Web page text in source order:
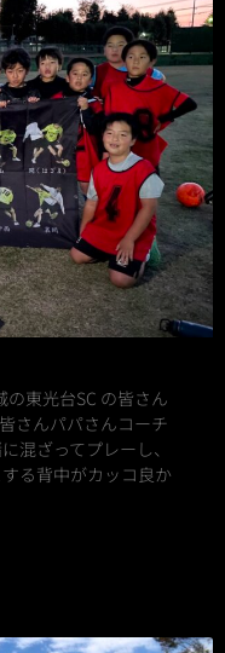
の東光台SC の皆さん
さんパパさんコーチ
混ざってプレーし、
る背中がカッコ良か